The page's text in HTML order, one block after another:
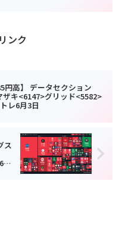
ンク
円高】 データセクション
ザキ<6147>グリッド<5582>
レ6月3日
ス
5